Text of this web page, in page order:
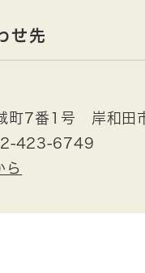
せ先
町7番1号 岸和田
423-6749
ら